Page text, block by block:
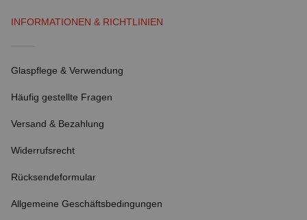
INFORMATIONEN & RICHTLINIEN
Glaspflege & Verwendung
Häufig gestellte Fragen
Versand & Bezahlung
Widerrufsrecht
Rücksendeformular
Allgemeine Geschäftsbedingungen